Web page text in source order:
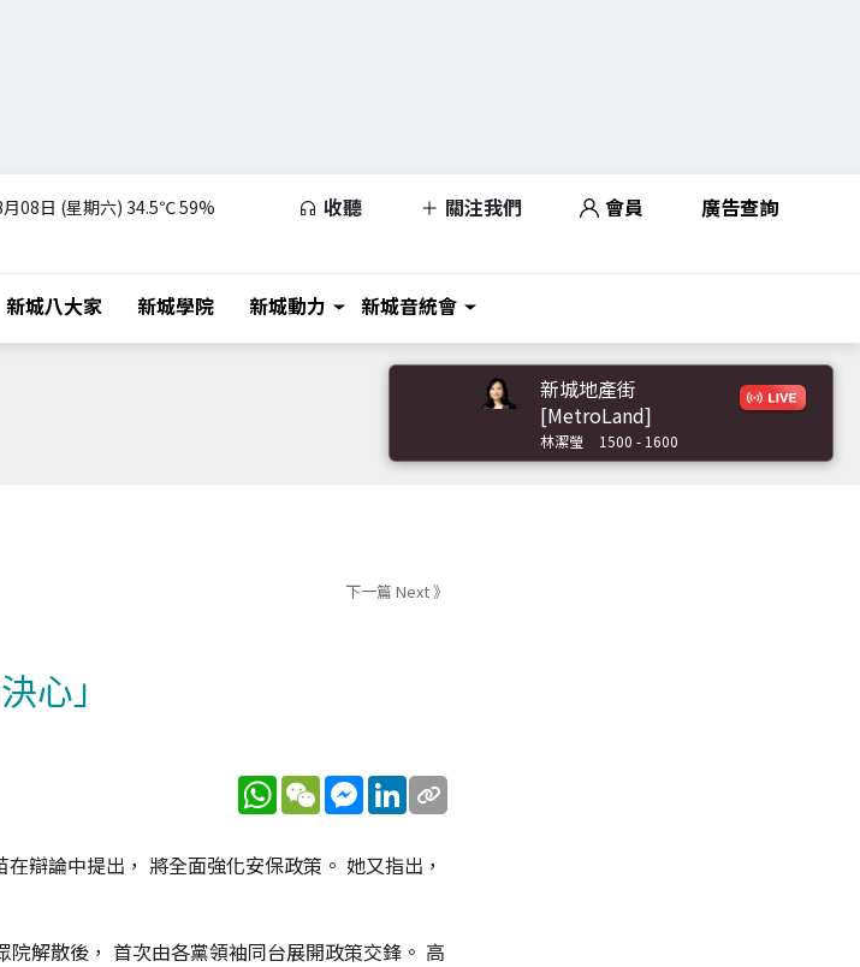
08日 (星期六) 34.5℃59% 收聽 關注我們 會員 廣告查詢
新城八大家 新城學院 新城動力 新城音統會
新城地產街
[MetroLand]
林潔瑩 1500 - 1600
下一篇 Next 》
心」
WhatsApp
WeChatMessenger
LinkedIn
辯論中提出， 將全面強化安保政策。 她又指出，
解散後， 首次由各黨領袖同台展開政策交鋒。 高